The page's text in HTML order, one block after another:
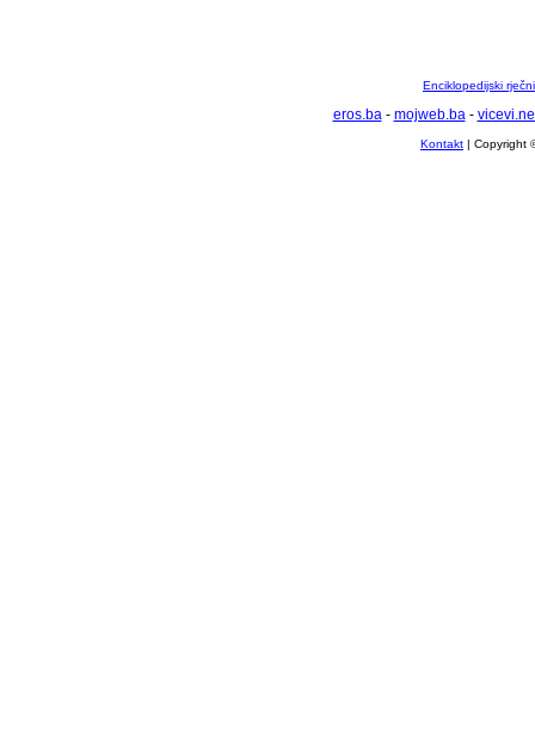
Enciklopedijski
eros.ba- mojweb.ba-
Kontakt | Copyright